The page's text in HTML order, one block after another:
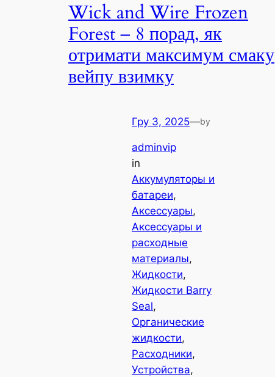
Wick and Wire Frozen
Forest – 8 порад, як
отримати максимум смаку
вейпу взимку
Гру 3, 2025—by
adminvip
in
Аккумуляторы и
батареи
Аксессуары
Аксессуары и
расходные
материалы
Жидкости
Жидкости Barry
Seal
Органические
жидкости
Расходники
Устройства